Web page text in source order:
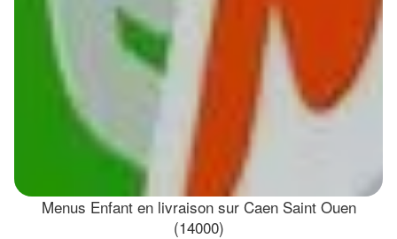
Menus Enfant en livraison sur Caen Saint Ouen
(14000)